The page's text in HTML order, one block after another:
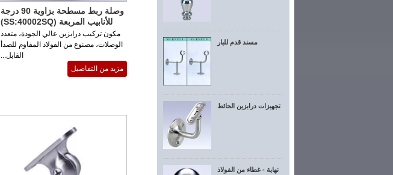
وصلة ربط مسطحة بزاوية 90 درجة
للأنابيب المربعة (SS:40002SQ)
مكون تركيب درابزين عالي الجودة، متعدد
الوصلات، مصنوع من الفولاذ المقاوم للصدأ
القابل...
مزيد من التفاصيل
مسند قدم للبار
تجهيزات درابزين الحائط
نهاية - غطاء من الفولاذ